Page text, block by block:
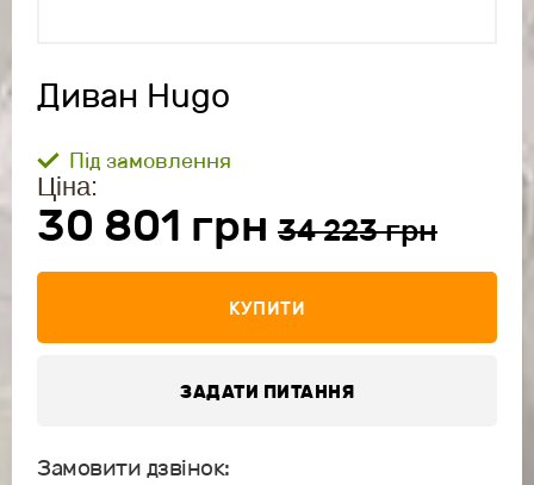
Диван Hugo
Під замовлення
Ціна:
30 801 грн 34 223 грн
КУПИТИ
ЗАДАТИ ПИТАННЯ
Замовити дзвінок: